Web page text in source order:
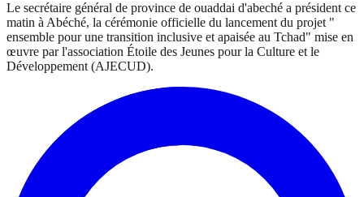
Le secrétaire général de province de ouaddai d'abeché a président ce
matin à Abéché, la cérémonie officielle du lancement du projet "
ensemble pour une transition inclusive et apaisée au Tchad" mise en
œuvre par l'association Étoile des Jeunes pour la Culture et le
Développement (AJECUD).